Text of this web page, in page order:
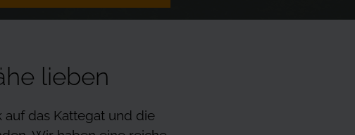
lieben
auf das Kattegat und die